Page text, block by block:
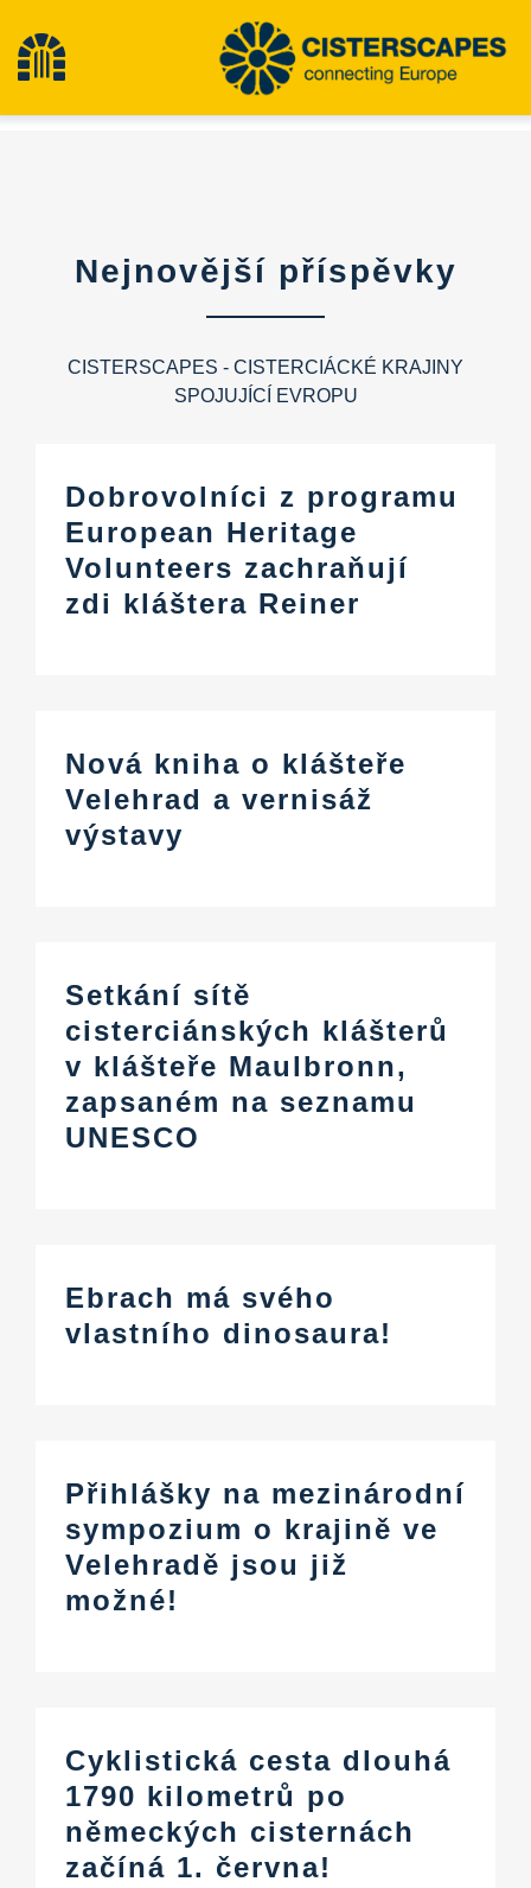
obsahPřepínání
Informační centrum
Ke stažení na
Kulinářské dědictví
Snadný jazyk
Nejnovější příspěvky
CISTERSCAPES - CISTERCIÁCKÉ KRAJINY
SPOJUJÍCÍ EVROPU
Dobrovolníci z programu
European Heritage
Volunteers zachraňují
zdi kláštera Reiner
Nová kniha o klášteře
Velehrad a vernisáž
výstavy
Setkání sítě
cisterciánských klášterů
v klášteře Maulbronn,
zapsaném na seznamu
UNESCO
Ebrach má svého
vlastního dinosaura!
Přihlášky na mezinárodní
sympozium o krajině ve
Velehradě jsou již
možné!
Cyklistická cesta dlouhá
1790 kilometrů po
německých cisternách
začíná 1. června!